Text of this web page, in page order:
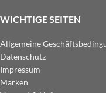
WICHTIGE SEITEN
Allgemeine
Datenschutz
Impressum
Marken